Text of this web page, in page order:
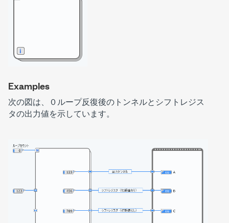
Examples
次の図は、０ループ反復後のトンネルとシフトレジス
タの出力値を示しています。